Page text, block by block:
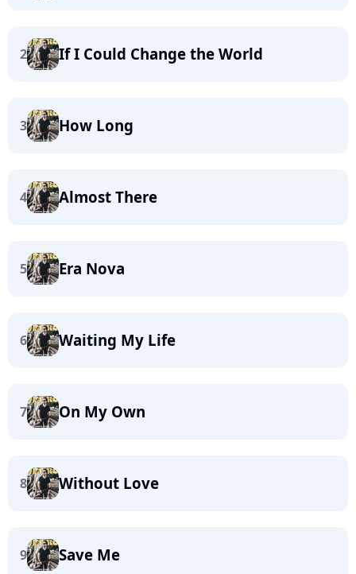
2 If I Could Change the World
3 How Long
4 Almost There
5 Era Nova
6 Waiting My Life
7 On My Own
8 Without Love
9 Save Me